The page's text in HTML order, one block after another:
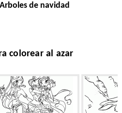
Arboles de navidad
colorear al azar